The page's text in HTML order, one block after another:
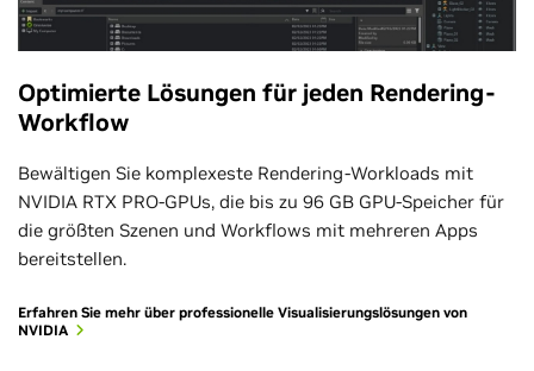
Optimierte Lösungen für jeden Rendering-
Workflow
Bewältigen Sie komplexeste Rendering-Workloads mit
NVIDIA RTX PRO-GPUs, die bis zu 96 GB GPU-Speicher für
die größten Szenen und Workflows mit mehreren Apps
bereitstellen.
Erfahren Sie mehr über professionelle Visualisierungslösungen von
NVIDIA